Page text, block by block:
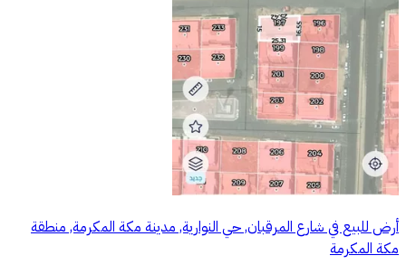
أرض للبيع في شارع المرقبان, حي النوارية, مدينة مكة المكرمة, منطقة
مكة المكرمة